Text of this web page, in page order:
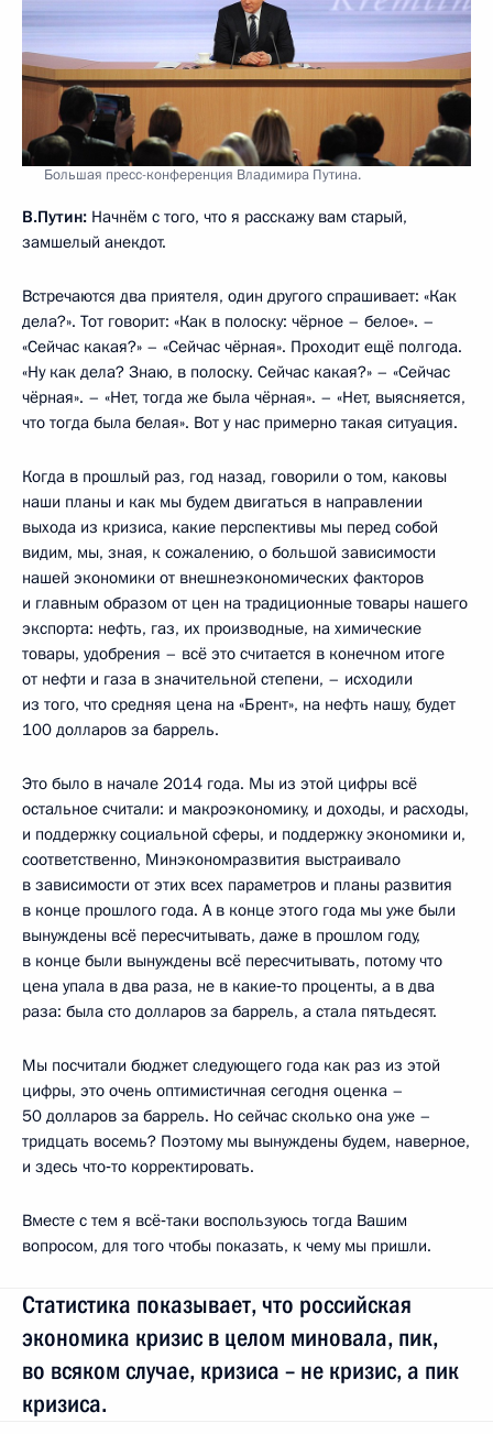
Большая пресс-конференция Владимира Путина.
В.Путин: Начнём с того, что я расскажу вам старый,
замшелый анекдот.
Встречаются два приятеля, один другого спрашивает: «Как
дела?». Тот говорит: «Как в полоску: чёрное – белое». –
«Сейчас какая?» – «Сейчас чёрная». Проходит ещё полгода.
«Ну как дела? Знаю, в полоску. Сейчас какая?» – «Сейчас
чёрная». – «Нет, тогда же была чёрная». – «Нет, выясняется,
что тогда была белая». Вот у нас примерно такая ситуация.
Когда в прошлый раз, год назад, говорили о том, каковы
наши планы и как мы будем двигаться в направлении
выхода из кризиса, какие перспективы мы перед собой
видим, мы, зная, к сожалению, о большой зависимости
нашей экономики от внешнеэкономических факторов
и главным образом от цен на традиционные товары нашего
экспорта: нефть, газ, их производные, на химические
товары, удобрения – всё это считается в конечном итоге
от нефти и газа в значительной степени, – исходили
из того, что средняя цена на «Брент», на нефть нашу, будет
100 долларов за баррель.
Это было в начале 2014 года. Мы из этой цифры всё
остальное считали: и макроэкономику, и доходы, и расходы,
и поддержку социальной сферы, и поддержку экономики и,
соответственно, Минэкономразвития выстраивало
в зависимости от этих всех параметров и планы развития
в конце прошлого года. А в конце этого года мы уже были
вынуждены всё пересчитывать, даже в прошлом году,
в конце были вынуждены всё пересчитывать, потому что
цена упала в два раза, не в какие‑то проценты, а в два
раза: была сто долларов за баррель, а стала пятьдесят.
Мы посчитали бюджет следующего года как раз из этой
цифры, это очень оптимистичная сегодня оценка –
50 долларов за баррель. Но сейчас сколько она уже –
тридцать восемь? Поэтому мы вынуждены будем, наверное,
и здесь что‑то корректировать.
Вместе с тем я всё‑таки воспользуюсь тогда Вашим
вопросом, для того чтобы показать, к чему мы пришли.
Статистика показывает, что российская
экономика кризис в целом миновала, пик,
во всяком случае, кризиса – не кризис, а пик
кризиса.